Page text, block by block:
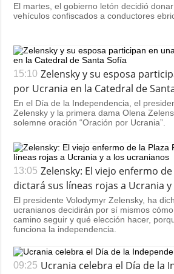
El martes, el gobierno letón decidió
vehículos confiscados a conductores
15:10 Zelensky y su esposa
por Ucrania en la Catedral de
En el Día de la Independencia, el
Zelensky y la primera dama Olena
solemne oración “Oración por Ucrania”.
13:05 Zelensky: El viejo enfermo
dictará sus líneas rojas a Ucrania
El presidente Volodymyr Zelensky, ha
ucranianos decidirán por sí mismos
camino seguir y qué elección hacer,
funciona la independencia.
09:25 Ucrania celebra el Día de la